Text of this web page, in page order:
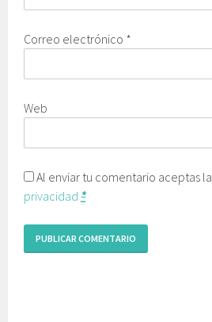
Correo electrónico *
Web
Al enviar tu comentario aceptas la
privacidad *